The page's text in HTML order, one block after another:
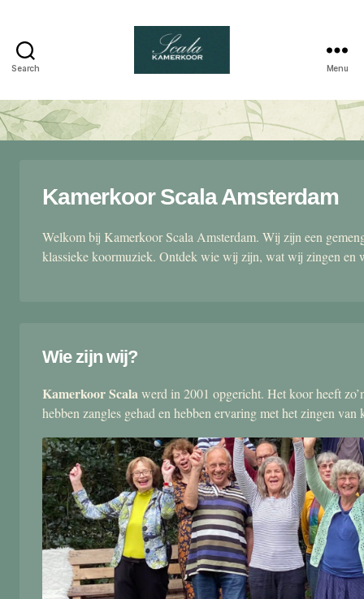
Search
kamerkoor
Menu
Kamerkoor Scala Amsterdam
Welkom bij Kamerkoor Scala Amsterdam. Wij zijn een
klassieke koormuziek. Ontdek wie wij zijn, wat wij zingen en
Wie zijn wij?
Kamerkoor Scalawerd in 2001 opgericht. Het koor heeft
hebben zangles gehad en hebben ervaring met het zingen van